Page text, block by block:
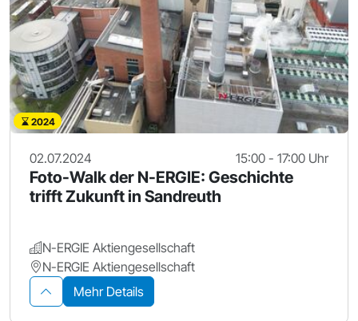
2024
02.07.2024 15:00 - 17:00 Uhr
Foto-Walk der N-ERGIE: Geschichte
trifft Zukunft in Sandreuth
N-ERGIE Aktiengesellschaft
N-ERGIE Aktiengesellschaft
Mehr Details